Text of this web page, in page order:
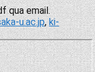
qua email.
u.ac.jp,ki-